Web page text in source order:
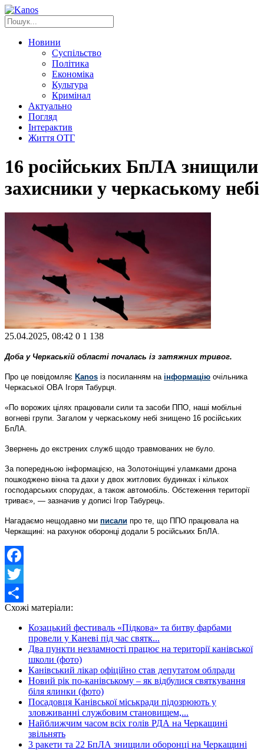
Новини
Суспільство
Політика
Економіка
Культура
Кримінал
Актуально
Погляд
Інтерактив
Життя ОТГ
16 російських БпЛА знищили
захисники у черкаському небі
25.04.2025, 08:42 0 1 138
Доба у Черкаській області почалась із затяжних тривог.
Про це повідомляє Kanos із посиланням на інформацію очільника
Черкаської ОВА Ігоря Табурця.
«По ворожих цілях працювали сили та засоби ППО, наші мобільні
вогневі групи. Загалом у черкаському небі знищено 16 російських
БпЛА.
Звернень до екстрених служб щодо травмованих не було.
За попередньою інформацією, на Золотоніщині уламками дрона
пошкоджено вікна та дахи у двох житлових будинках і кількох
господарських спорудах, а також автомобіль. Обстеження території
триває», — зазначив у дописі Ігор Табурець.
Нагадаємо нещодавно ми писали про те, що ППО працювала на
Черкащині: на рахунок оборонці додали 5 російських БпЛА.
Facebook
Twitter
Share
Схожі матеріали:
Козацький фестиваль «Підкова» та битву фарбами
провели у Каневі під час святк...
Два пункти незламності працює на території канівської
школи (фото)
Канівський лікар офіційно став депутатом облради
Новий рік по-канівському – як відбулися святкування
біля ялинки (фото)
Посадовця Канівської міськради підозрюють у
зловживанні службовим становищем,...
Найближчим часом всіх голів РДА на Черкащині
звільнять
3 ракети та 22 БпЛА знищили оборонці на Черкащині